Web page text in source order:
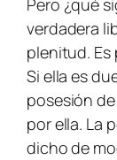
Pero ¿qué
verdadera
plenitud.
Si ella es
posesión
por ella. La
dicho de